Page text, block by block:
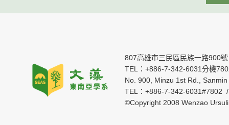
807高雄市三民區民族一路900號
TEL：+886-7-342-6031分機
No. 900, Minzu 1st Rd.,
TEL：+886-7-342-6031#7802
©Copyright 2008 Wenzao